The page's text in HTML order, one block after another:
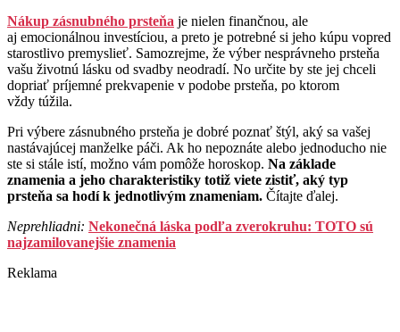
Nákup zásnubného prsteňa je nielen finančnou, ale
aj emocionálnou investíciou, a preto je potrebné si jeho kúpu vopred
starostlivo premyslieť. Samozrejme, že výber nesprávneho prsteňa
vašu životnú lásku od svadby neodradí. No určite by ste jej chceli
dopriať príjemné prekvapenie v podobe prsteňa, po ktorom
vždy túžila.
Pri výbere zásnubného prsteňa je dobré poznať štýl, aký sa vašej
nastávajúcej manželke páči. Ak ho nepoznáte alebo jednoducho nie
ste si stále istí, možno vám pomôže horoskop. Na základe
znamenia a jeho charakteristiky totiž viete zistiť, aký typ
prsteňa sa hodí k jednotlivým znameniam. Čítajte ďalej.
Neprehliadni: Nekonečná láska podľa zverokruhu: TOTO sú
najzamilovanejšie znamenia
Reklama